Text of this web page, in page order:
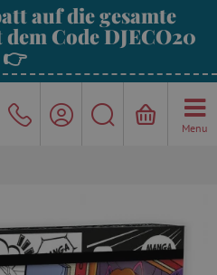
auf die gesamte
Code DJECO20
👉
Menu